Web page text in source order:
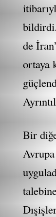
de
ortaya
Bir